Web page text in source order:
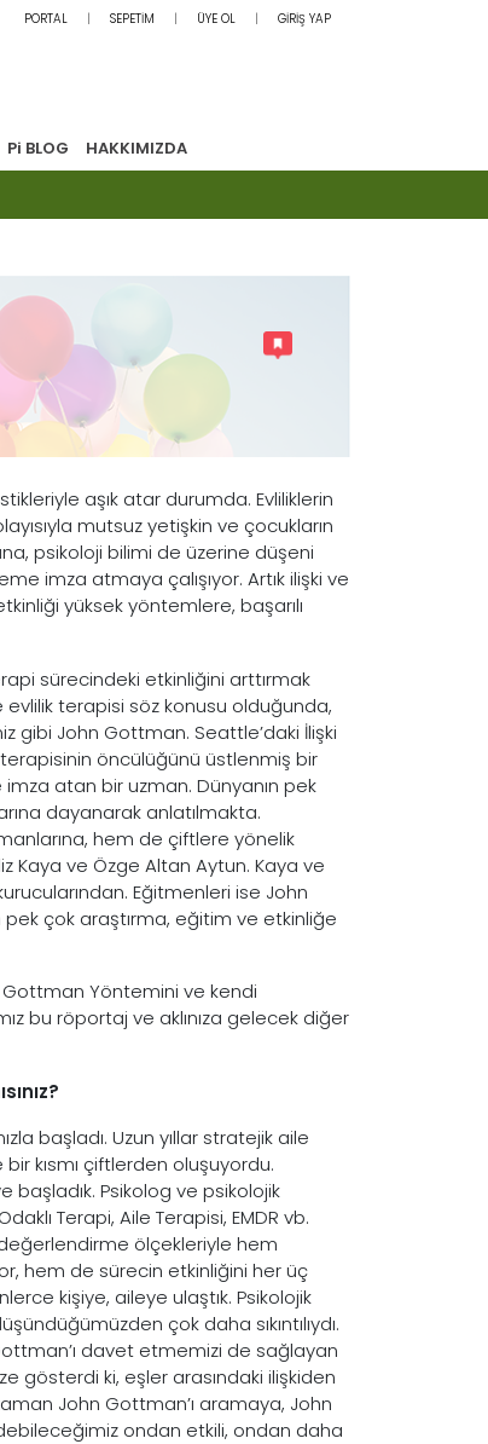
PORTAL SEPETİM ÜYE OL GİRİŞ YAP
Pi BLOG HAKKIMIZDA
aşık atar durumda. Evliliklerin
mutsuz yetişkin ve çocukların
psikoloji bilimi de üzerine düşeni
imza atmaya çalışıyor. Artık ilişki ve
yüksek yöntemlere, başarılı
sürecindeki etkinliğini arttırmak
evlilik terapisi söz konusu olduğunda,
gibi John Gottman. Seattle’daki İlişki
terapisinin öncülüğünü üstlenmiş bir
atan bir uzman. Dünyanın pek
dayanarak anlatılmakta.
hem de çiftlere yönelik
Kaya ve Özge Altan Aytun. Kaya ve
Eğitmenleri ise John
pek çok araştırma, eğitim ve etkinliğe
Yöntemini ve kendi
bu röportaj ve aklınıza gelecek diğer
başladı. Uzun yıllar stratejik aile
kısmı çiftlerden oluşuyordu.
başladık. Psikolog ve psikolojik
Terapi, Aile Terapisi, EMDR vb.
ölçekleriyle hem
hem de sürecin etkinliğini her üç
kişiye, aileye ulaştık. Psikolojik
çok daha sıkıntılıydı.
davet etmemizi de sağlayan
gösterdi ki, eşler arasındaki ilişkiden
John Gottman’ı aramaya, John
ondan etkili, ondan daha